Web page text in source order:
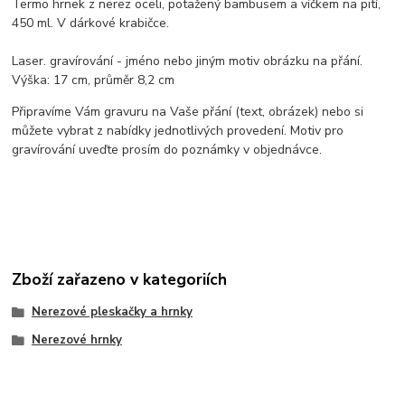
Termo hrnek z nerez oceli, potažený bambusem a víčkem na pití,
450 ml. V dárkové krabičce.
Laser. gravírování - jméno nebo jiným motiv obrázku na přání.
Výška: 17 cm, průměr 8,2 cm
Připravíme Vám gravuru na Vaše přání (text, obrázek) nebo si
můžete vybrat z nabídky jednotlivých provedení. Motiv pro
gravírování uveďte prosím do poznámky v objednávce.
Zboží zařazeno v kategoriích
Nerezové pleskačky a hrnky
Nerezové hrnky